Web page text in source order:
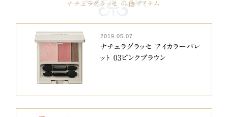
ナチュラグラッセ の他アイテム
2019.05.07
ナチュラグラッセ アイカラーパレ
ット 03ピンクブラウン